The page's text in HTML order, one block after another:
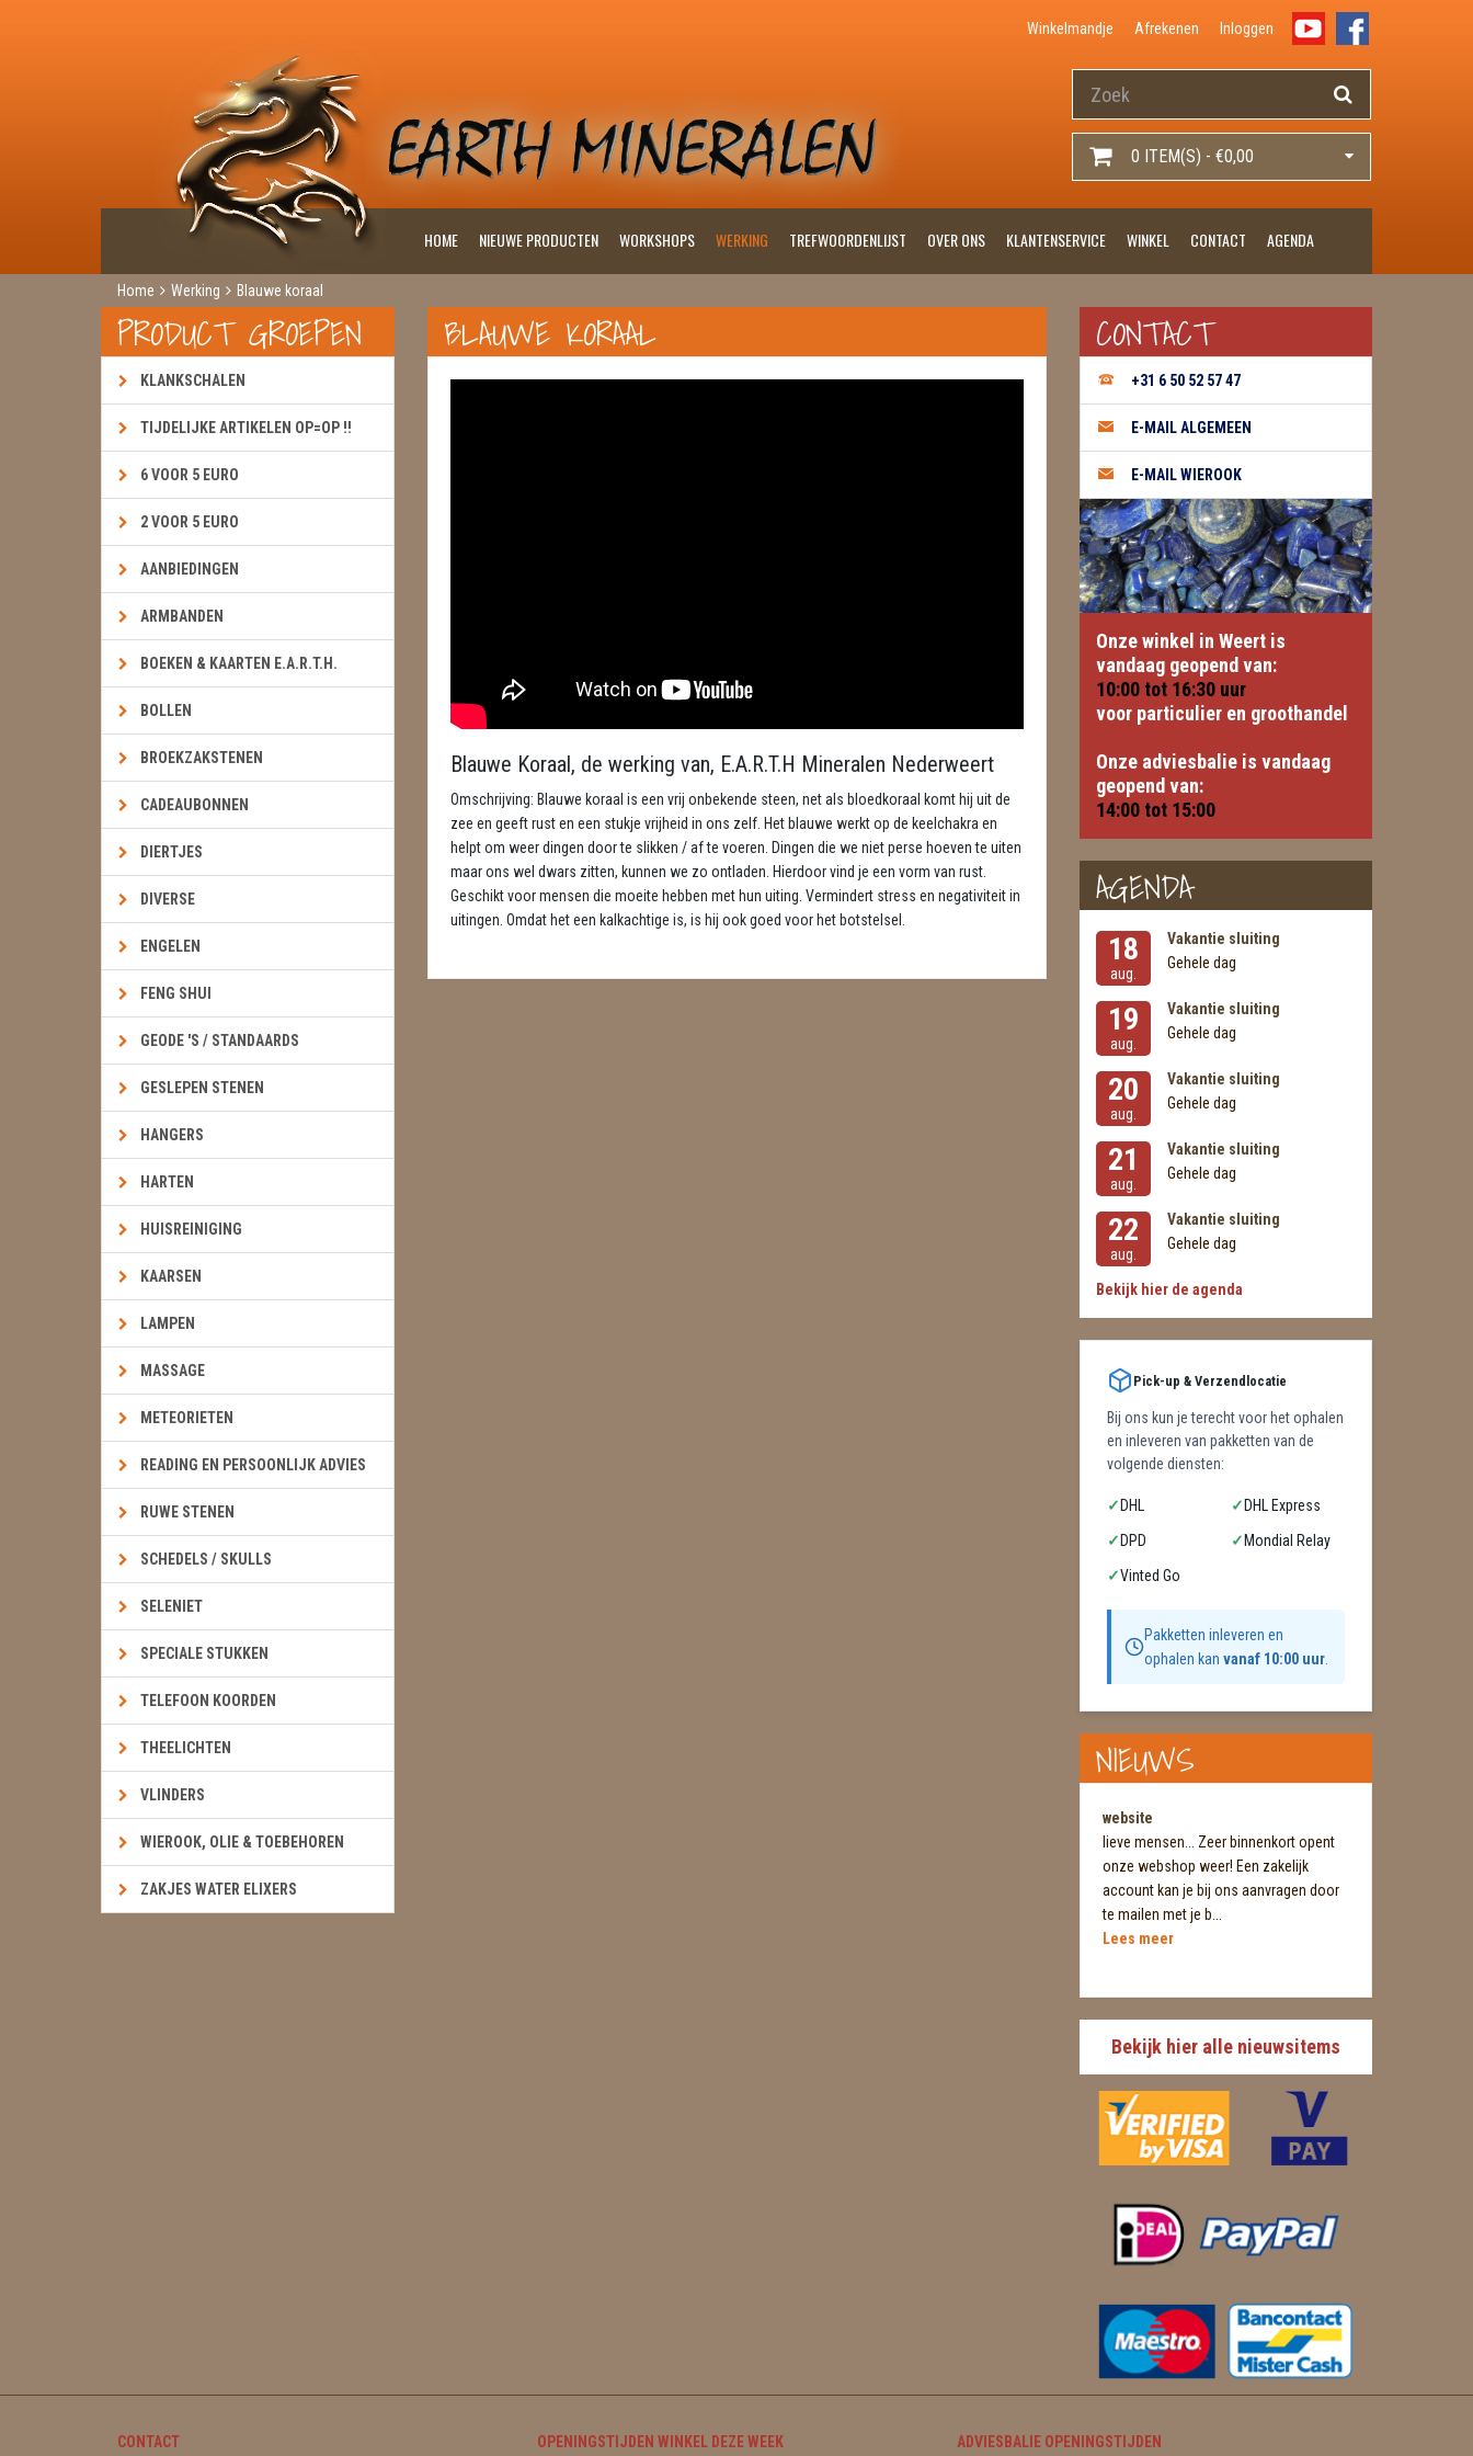
Winkelmandje Afrekenen Inloggen
0 ITEM(S) - €0,00
HOME NIEUWE PRODUCTEN WORKSHOPS WERKING TREFWOORDENLIJST OVER ONS KLANTENSERVICE WINKEL CONTACT AGENDA
Home Werking Blauwe koraal
PRODUCT GROEPEN
KLANKSCHALEN
TIJDELIJKE ARTIKELEN OP=OP !!
6 VOOR 5 EURO
2 VOOR 5 EURO
AANBIEDINGEN
ARMBANDEN
BOEKEN & KAARTEN E.A.R.T.H.
BOLLEN
BROEKZAKSTENEN
CADEAUBONNEN
DIERTJES
DIVERSE
ENGELEN
FENG SHUI
GEODE 'S / STANDAARDS
GESLEPEN STENEN
HANGERS
HARTEN
HUISREINIGING
KAARSEN
LAMPEN
MASSAGE
METEORIETEN
READING EN PERSOONLIJK ADVIES
RUWE STENEN
SCHEDELS / SKULLS
SELENIET
SPECIALE STUKKEN
TELEFOON KOORDEN
THEELICHTEN
VLINDERS
WIEROOK, OLIE & TOEBEHOREN
ZAKJES WATER ELIXERS
BLAUWE KORAAL
Blauwe Koraal, de werking van, E.A.R.T.H Mineralen Nederweert
Omschrijving: Blauwe koraal is een vrij onbekende steen, net als bloedkoraal komt hij uit de
zee en geeft rust en een stukje vrijheid in ons zelf. Het blauwe werkt op de keelchakra en
helpt om weer dingen door te slikken / af te voeren. Dingen die we niet perse hoeven te uiten
maar ons wel dwars zitten, kunnen we zo ontladen. Hierdoor vind je een vorm van rust.
Geschikt voor mensen die moeite hebben met hun uiting. Vermindert stress en negativiteit in
uitingen. Omdat het een kalkachtige is, is hij ook goed voor het botstelsel.
CONTACT
+31 6 50 52 57 47
E-MAIL ALGEMEEN
E-MAIL WIEROOK
Onze winkel in Weert is
vandaag geopend van:
10:00 tot 16:30uur
voor particulier en groothandel
Onze adviesbalie is vandaag
geopend van:
14:00 tot 15:00
AGENDA
18
aug.
Vakantie sluiting
Gehele dag
19
aug.
Vakantie sluiting
Gehele dag
20
aug.
Vakantie sluiting
Gehele dag
21
aug.
Vakantie sluiting
Gehele dag
22
aug.
Vakantie sluiting
Gehele dag
Bekijk hier de agenda
Pick-up & Verzendlocatie
Bij ons kun je terecht voor het ophalen
en inleveren van pakketten van de
volgende diensten:
✓ DHL ✓ DHL Express
✓ DPD ✓ Mondial Relay
✓Vinted Go
Pakketten inleveren en
ophalen kan vanaf 10:00 uur.
NIEUWS
website
lieve mensen... Zeer binnenkort opent
onze webshop weer! Een zakelijk
account kan je bij ons aanvragen door
te mailen met je b...
Lees meer
Bekijk hier alle nieuwsitems
CONTACT OPENINGSTIJDEN WINKEL DEZE WEEK ADVIESBALIE OPENINGSTIJDEN